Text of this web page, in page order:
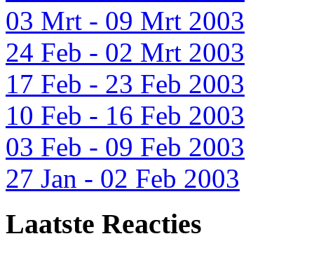
03 Mrt - 09 Mrt 2003
24 Feb - 02 Mrt 2003
17 Feb - 23 Feb 2003
10 Feb - 16 Feb 2003
03 Feb - 09 Feb 2003
27 Jan - 02 Feb 2003
Laatste Reacties